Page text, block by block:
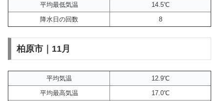
平均最低気温
14.5℃
降水日の回数
8
柏原市｜11月
平均気温
12.9℃
平均最高気温
17.0℃